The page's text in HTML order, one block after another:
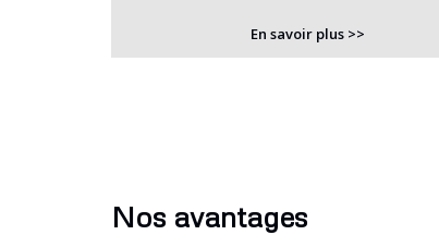
En savoir plus >>
Nos avantages